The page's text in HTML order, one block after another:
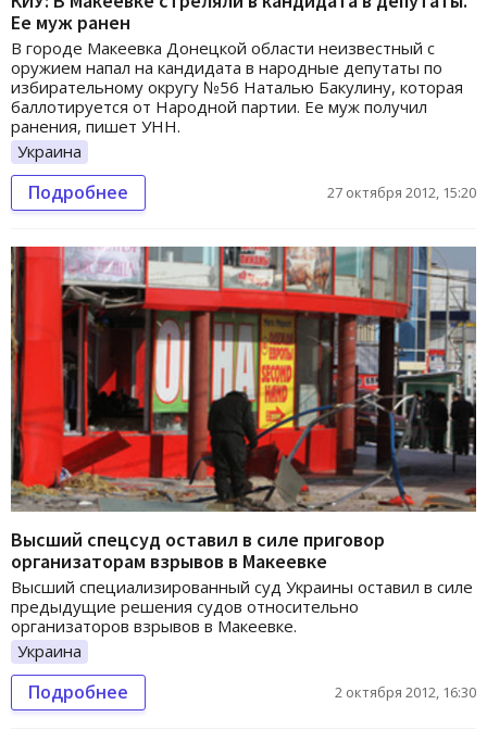
Ее муж ранен
В городе Макеевка Донецкой области неизвестный с
оружием напал на кандидата в народные депутаты по
избирательному округу №56 Наталью Бакулину, которая
баллотируется от Народной партии. Ее муж получил
ранения, пишет УНН.
Украина
Подробнее 27 октября 2012, 15:20
Высший спецсуд оставил в силе приговор
организаторам взрывов в Макеевке
Высший специализированный суд Украины оставил в силе
предыдущие решения судов относительно
организаторов взрывов в Макеевке.
Украина
Подробнее 2 октября 2012, 16:30